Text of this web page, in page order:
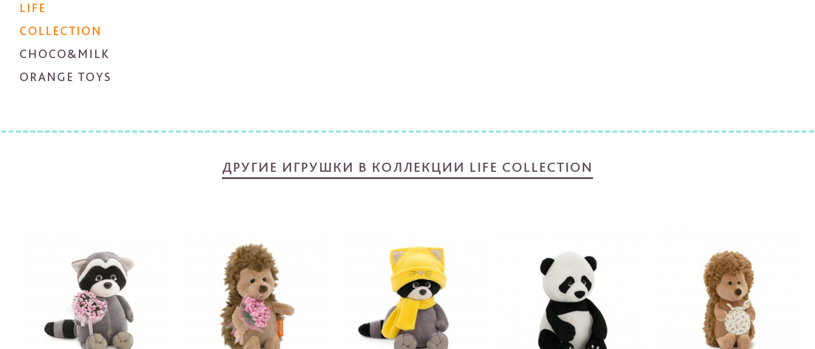
LIFE
COLLECTION
CHOCO&MILK
ORANGE TOYS
ДРУГИЕ ИГРУШКИ В КОЛЛЕКЦИИ LIFE COLLECTION